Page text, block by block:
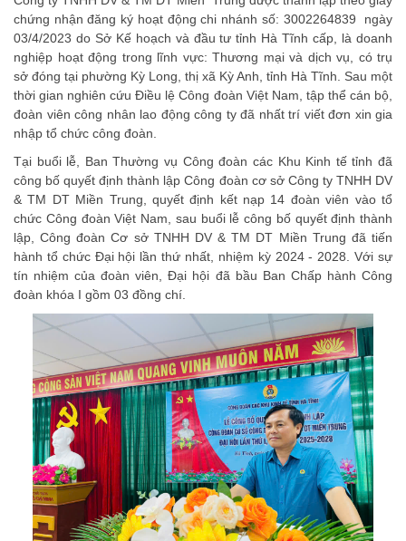
chứng nhận đăng ký hoạt động chi nhánh số: 3002264839 ngày
03/4/2023 do Sở Kế hoạch và đầu tư tỉnh Hà Tĩnh cấp, là doanh
nghiệp hoạt động trong lĩnh vực: Thương mại và dịch vụ, có trụ
sở đóng tại phường Kỳ Long, thị xã Kỳ Anh, tỉnh Hà Tĩnh. Sau một
thời gian nghiên cứu Điều lệ Công đoàn Việt Nam, tập thể cán bộ,
đoàn viên công nhân lao động công ty đã nhất trí viết đơn xin gia
nhập tổ chức công đoàn.
Tại buổi lễ, Ban Thường vụ Công đoàn các Khu Kinh tế tỉnh đã
công bố quyết định thành lập Công đoàn cơ sở Công ty TNHH DV
& TM DT Miền Trung, quyết định kết nạp 14 đoàn viên vào tổ
chức Công đoàn Việt Nam, sau buổi lễ công bố quyết định thành
lập, Công đoàn Cơ sở TNHH DV & TM DT Miền Trung đã tiến
hành tổ chức Đại hội lần thứ nhất, nhiệm kỳ 2024 - 2028. Với sự
tín nhiệm của đoàn viên, Đại hội đã bầu Ban Chấp hành Công
đoàn khóa I gồm 03 đồng chí.